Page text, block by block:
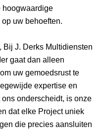
hoogwaardige
uw behoeften.
Bij J. Derks Multidiensten
gaat dan alleen
uw gemoedsrust te
expertise en
onderscheidt, is onze
dat elke Project uniek
die precies aansluiten